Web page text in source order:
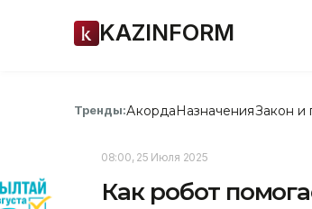
KAZINFORM
Тренды:АкордаНазначенияЗакон и
08:00, 25 Июля 2025
Как робот